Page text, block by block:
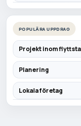
POPULÄRA UPPDRAG
Projekt inom
Planering
Lokala företag